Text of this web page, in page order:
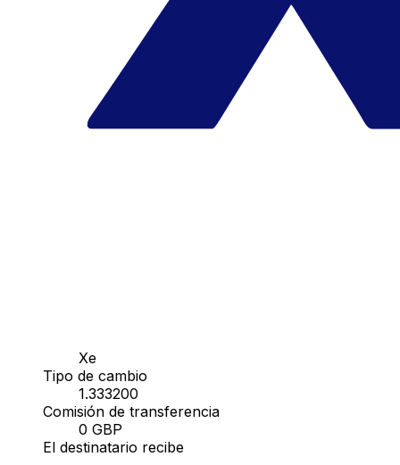
Xe
Tipo de cambio
1.333200
Comisión de transferencia
0 GBP
El destinatario recibe